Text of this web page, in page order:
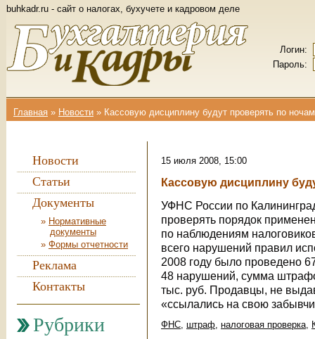
buhkadr.ru - сайт о налогах, бухучете и кадровом деле
Логин:
Пароль:
Вы здесь
Главная » Новости » Кассовую дисциплину будут проверять по ночам
Новости
Статьи
Документы
Нормативные
документы
Формы отчетности
Реклама
Контакты
Рубрики
15 июля 2008, 15:00
Кассовую дисциплину
УФНС России по
проверять порядок
по наблюдениям
всего нарушений правил
2008 году было проведено
48 нарушений, сумма
тыс. руб. Продавцы, не
«ссылались на свою
ФНС, штраф, налоговая проверка,